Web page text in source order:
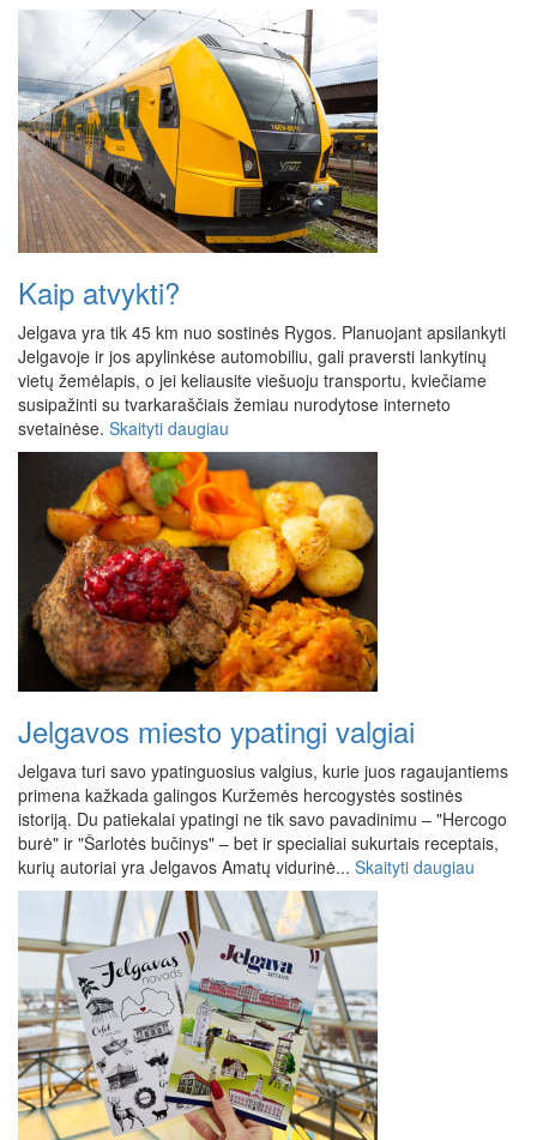
Kaip atvykti?
Jelgava yra tik 45 km nuo sostinės Rygos. Planuojant apsilankyti
Jelgavoje ir jos apylinkėse automobiliu, gali praversti lankytinų
vietų žemėlapis, o jei keliausite viešuoju transportu, kviečiame
susipažinti su tvarkaraščiais žemiau nurodytose interneto
svetainėse. Skaityti daugiau
Jelgavos miesto ypatingi valgiai
Jelgava turi savo ypatinguosius valgius, kurie juos ragaujantiems
primena kažkada galingos Kuržemės hercogystės sostinės
istoriją. Du patiekalai ypatingi ne tik savo pavadinimu – "Hercogo
burė" ir "Šarlotės bučinys" – bet ir specialiai sukurtais receptais,
kurių autoriai yra Jelgavos Amatų vidurinė... Skaityti daugiau